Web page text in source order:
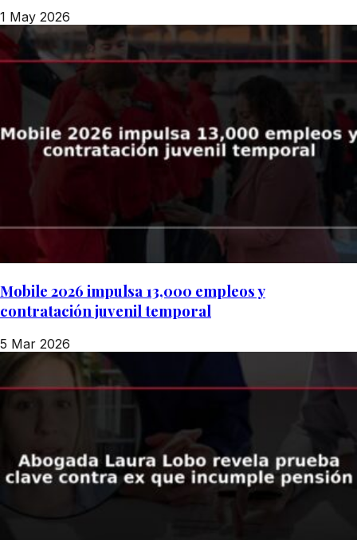
1 May 2026
Mobile 2026 impulsa 13,000 empleos y
contratación juvenil temporal
5 Mar 2026